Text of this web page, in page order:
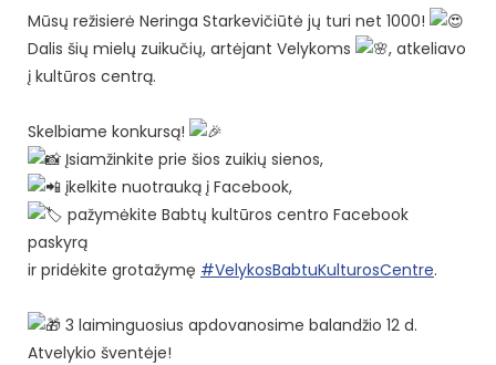
Mūsų režisierė Neringa Starkevičiūtė jų turi net 1000!
Dalis šių mielų zuikučių, artėjant Velykoms
, atkeliavo
į kultūros centrą.
Skelbiame konkursą!
Įsiamžinkite prie šios zuikių sienos,
įkelkite nuotrauką į Facebook,
pažymėkite Babtų kultūros centro Facebook
paskyrą
ir pridėkite grotažymę #VelykosBabtuKulturosCentre.
3 laiminguosius apdovanosime balandžio 12 d.
Atvelykio šventėje!